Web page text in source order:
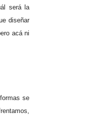
será la
diseñar
acá ni
se